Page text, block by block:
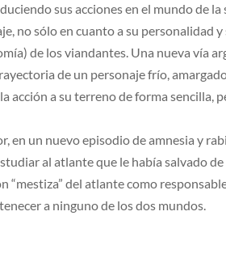
sus acciones en el mundo de
no sólo en cuanto a su personalidad
de los viandantes. Una nueva vía
de un personaje frío,
acción a su terreno de forma sencilla,
en un nuevo episodio de amnesia y
al atlante que le había salvado
“mestiza” del atlante como
a ninguno de los dos mundos.